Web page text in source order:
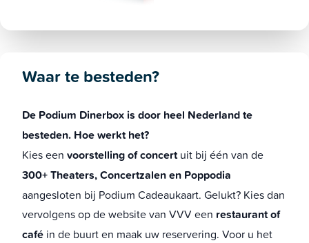
Waar te besteden?
De Podium Dinerbox is door heel Nederland te
besteden. Hoe werkt het?
Kies een voorstelling of concertuit bij één van de
300+ Theaters, Concertzalen en Poppodia
aangesloten bij Podium Cadeaukaart. Gelukt? Kies dan
vervolgens op de website van VVV een restaurant of
café in de buurt en maak uw reservering. Voor u het